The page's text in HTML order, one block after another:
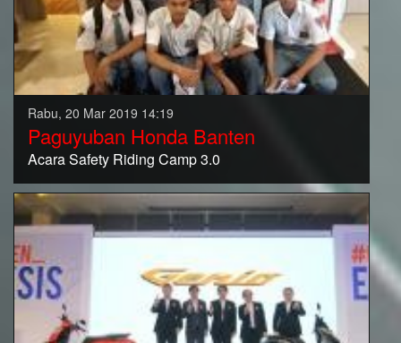
Rabu, 20 Mar 2019 14:19
Paguyuban Honda Banten
Acara Safety Riding Camp 3.0